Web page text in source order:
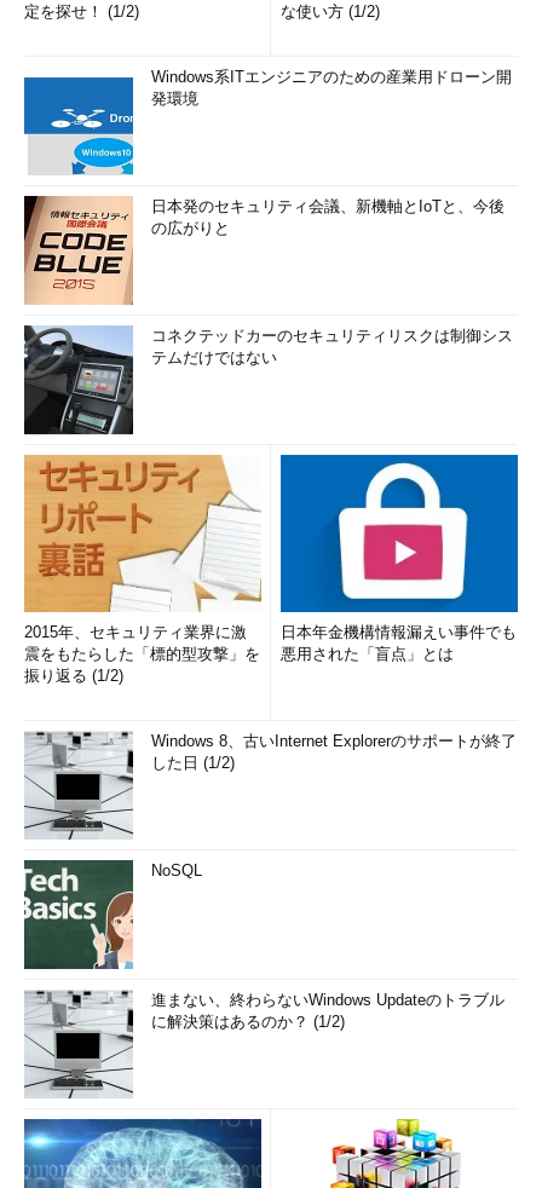
定を探せ！ (1/2)
な使い方 (1/2)
Windows系ITエンジニアのための産業用ドローン開
発環境
日本発のセキュリティ会議、新機軸とIoTと、今後
の広がりと
コネクテッドカーのセキュリティリスクは制御シス
テムだけではない
2015年、セキュリティ業界に激
震をもたらした「標的型攻撃」を
振り返る (1/2)
日本年金機構情報漏えい事件でも
悪用された「盲点」とは
Windows 8、古いInternet Explorerのサポートが終了
した日 (1/2)
NoSQL
進まない、終わらないWindows Updateのトラブル
に解決策はあるのか？ (1/2)